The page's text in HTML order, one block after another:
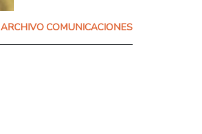
ARCHIVO COMUNICACIONES